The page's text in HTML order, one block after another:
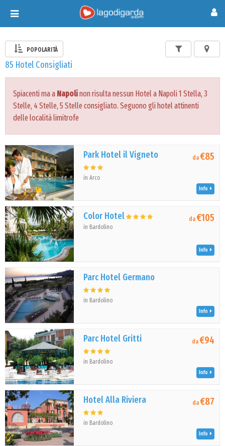
Toggle
navigation
POPOLARITÀ
85 Hotel Consigliati
Spiacenti ma a Napolinon risulta nessun Hotel a Napoli 1 Stella, 3
Stelle, 4 Stelle, 5 Stelle consigliato. Seguono gli hotel attinenti
delle località limitrofe
Park Hotel il Vigneto
in Arco
da€85
Info
Color Hotel
in Bardolino
da€105
Info
Parc Hotel Germano
in Bardolino
Info
Parc Hotel Gritti
in Bardolino
da€94
Info
Hotel Alla Riviera
in Bardolino
da€87
Info